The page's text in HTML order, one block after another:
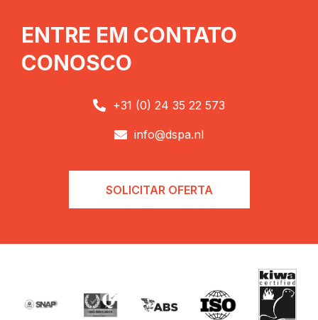
ENTRE EM CONTATO
CONOSCO
 +31 (0) 24 35 22 573
 info@dspa.nl
SOLICITAR OFERTA